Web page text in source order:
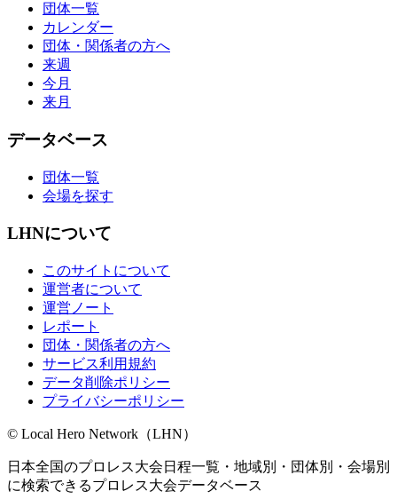
団体一覧
カレンダー
団体・関係者の方へ
来週
今月
来月
データベース
団体一覧
会場を探す
LHNについて
このサイトについて
運営者について
運営ノート
レポート
団体・関係者の方へ
サービス利用規約
データ削除ポリシー
プライバシーポリシー
© Local Hero Network（LHN）
日本全国のプロレス大会日程一覧・地域別・団体別・会場別
に検索できるプロレス大会データベース